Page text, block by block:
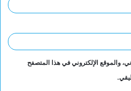
والموقع الإلكتروني في هذا المتصفح